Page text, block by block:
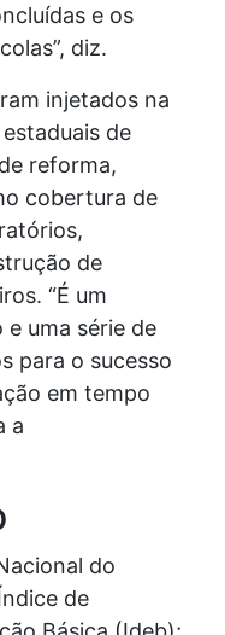
e os
diz.
injetados na
de
reforma,
cobertura de
de
“É um
uma série de
para o sucesso
em tempo
a
do
de